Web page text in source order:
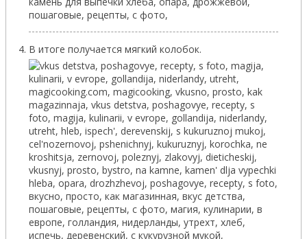
В итоге получается мягкий колобок.